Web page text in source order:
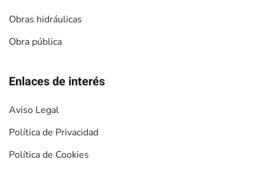
Obras hidráulicas
Obra pública
Enlaces de interés
Aviso Legal
Política de Privacidad
Política de Cookies